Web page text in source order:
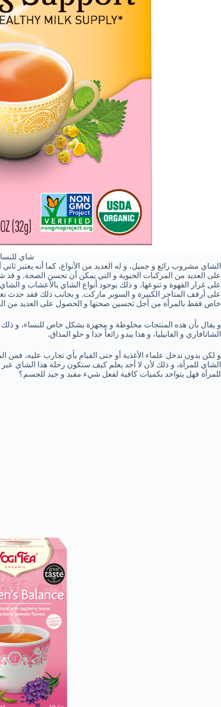
شاي
الشاي مشروب رائع و جميل، و له العديد من الأنواع، كما أنه يعتبر
على العديد من المركبات الحيوية و التي يمكن أن تحسن الصحة. و قد
على غرار القهوة و تنوعها، و ذلك بوجود أنواع الشاي بالأعشاب و
على أرفف المتاجر الكبيرة و السوبر ماركت. و بجانب ذلك فقد حدث
خاص فقط بالمرأة من أجل تحسين صحتها و الحصول على العديد من
و يقال بأن هذه المنتجات مخلوطة و مجهزة بشكل خاص للنساء، و ذلك
الشاتافاري و الفانيليا، و هذا يبدو رائعاً جدا و حلو المذاق.
و لكن بدون تدخل علماء الأغذية أو حتى القيام بأي تجارب عليه، فمن
الشاي للمرأة، و ذلك لأن لا أحد يعلم كيف ستكون رحلة هذا الشاي
للمرأة فهل يتواجد بكميات كافية لفعل شيء مفيد و جيد للجسم؟